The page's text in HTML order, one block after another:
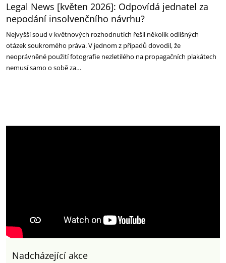
Legal News [květen 2026]: Odpovídá jednatel za
nepodání insolvenčního návrhu?
Nejvyšší soud v květnových rozhodnutích řešil několik odlišných
otázek soukromého práva. V jednom z případů dovodil, že
neoprávněné použití fotografie nezletilého na propagačních plakátech
nemusí samo o sobě za…
Nadcházející akce